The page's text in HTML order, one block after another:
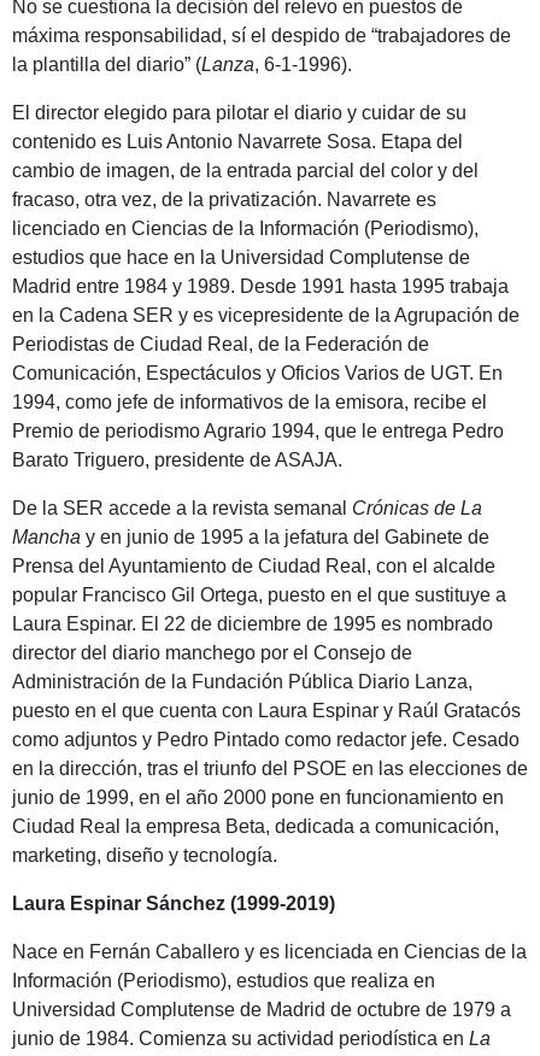
No se cuestiona la decisión del relevo en puestos de
máxima responsabilidad, sí el despido de “trabajadores de
la plantilla del diario” (Lanza, 6-1-1996).
El director elegido para pilotar el diario y cuidar de su
contenido es Luis Antonio Navarrete Sosa. Etapa del
cambio de imagen, de la entrada parcial del color y del
fracaso, otra vez, de la privatización. Navarrete es
licenciado en Ciencias de la Información (Periodismo),
estudios que hace en la Universidad Complutense de
Madrid entre 1984 y 1989. Desde 1991 hasta 1995 trabaja
en la Cadena SER y es vicepresidente de la Agrupación de
Periodistas de Ciudad Real, de la Federación de
Comunicación, Espectáculos y Oficios Varios de UGT. En
1994, como jefe de informativos de la emisora, recibe el
Premio de periodismo Agrario 1994, que le entrega Pedro
Barato Triguero, presidente de ASAJA.
De la SER accede a la revista semanal Crónicas de La
Mancha y en junio de 1995 a la jefatura del Gabinete de
Prensa del Ayuntamiento de Ciudad Real, con el alcalde
popular Francisco Gil Ortega, puesto en el que sustituye a
Laura Espinar. El 22 de diciembre de 1995 es nombrado
director del diario manchego por el Consejo de
Administración de la Fundación Pública Diario Lanza,
puesto en el que cuenta con Laura Espinar y Raúl Gratacós
como adjuntos y Pedro Pintado como redactor jefe. Cesado
en la dirección, tras el triunfo del PSOE en las elecciones de
junio de 1999, en el año 2000 pone en funcionamiento en
Ciudad Real la empresa Beta, dedicada a comunicación,
marketing, diseño y tecnología.
Laura Espinar Sánchez (1999-2019)
Nace en Fernán Caballero y es licenciada en Ciencias de la
Información (Periodismo), estudios que realiza en
Universidad Complutense de Madrid de octubre de 1979 a
junio de 1984. Comienza su actividad periodística en La